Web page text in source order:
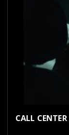
CALL